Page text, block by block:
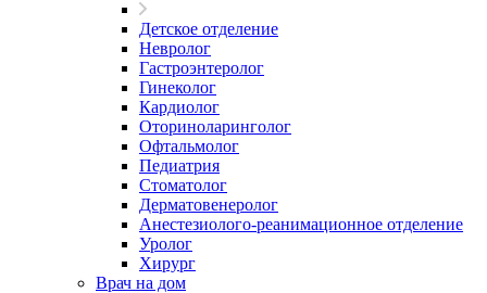
Детское отделение
Невролог
Гастроэнтеролог
Гинеколог
Кардиолог
Оториноларинголог
Офтальмолог
Педиатрия
Стоматолог
Дерматовенеролог
Анестезиолого-реанимационное отделение
Уролог
Хирург
Врач на дом